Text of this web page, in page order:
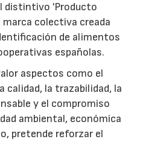
distintivo 'Producto
marca colectiva creada
de alimentos
españolas.
aspectos como el
calidad, la trazabilidad, la
y el compromiso
ambiental, económica
pretende reforzar el